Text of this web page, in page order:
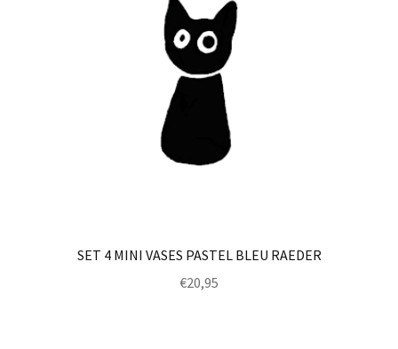
SET 4 MINI VASES PASTEL BLEU RAEDER
€20,95